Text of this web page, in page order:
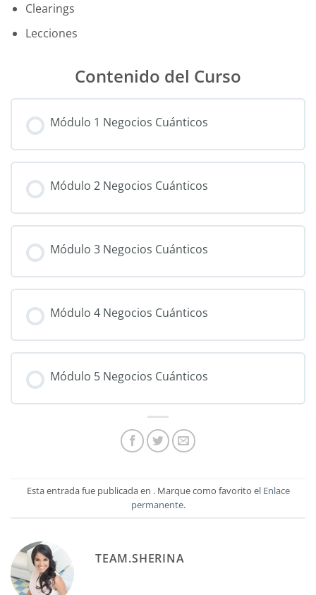
Clearings
Lecciones
Contenido del Curso
Módulo 1 Negocios Cuánticos
Módulo 2 Negocios Cuánticos
Módulo 3 Negocios Cuánticos
Módulo 4 Negocios Cuánticos
Módulo 5 Negocios Cuánticos
Esta entrada fue publicada en . Marque como favorito el Enlace
permanente.
TEAM.SHERINA